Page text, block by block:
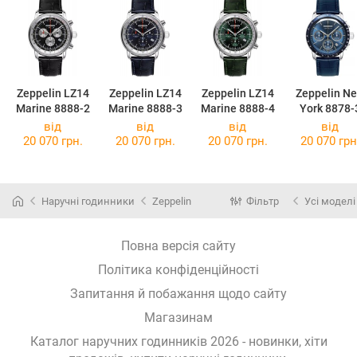
Zeppelin LZ14
Marine 8888-2
Zeppelin LZ14
Marine 8888-3
Zeppelin LZ14
Marine 8888-4
Zeppelin
York 8878-
від
20 070 грн.
від
20 070 грн.
від
20 070 грн.
від
20 070
Наручні годинники Zeppelin Фільтр Усі моделі
Повна версія сайту
Політика конфіденційності
Запитання й побажання щодо сайту
Магазинам
Каталог наручних годинників 2026 - новинки, хіти